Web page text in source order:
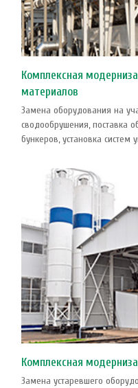
Комплексная
материалов
Замена оборудования на
сводообрушения, поставка
бункеров, установка систем
Комплексная
Замена устаревшего